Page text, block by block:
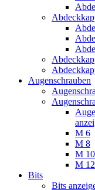
Augenschrauben
M 6
M 8
M 10
M 12
Bits
Bits